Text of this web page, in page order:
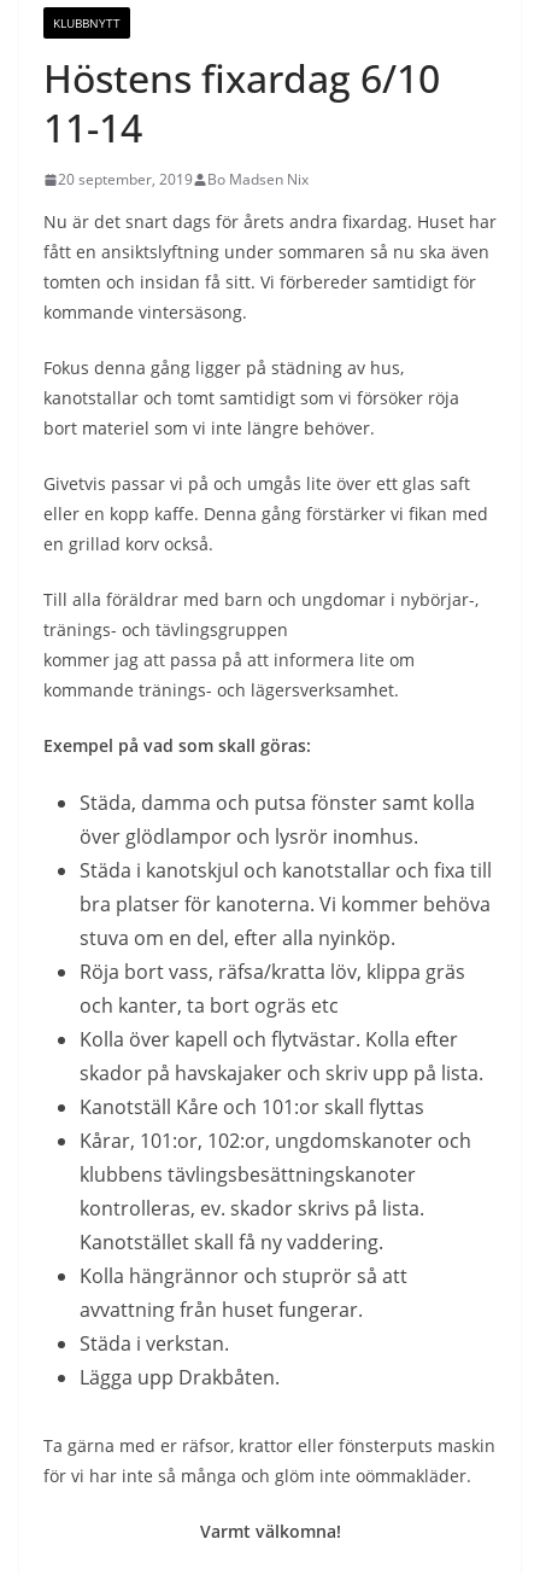
KLUBBNYTT
Höstens fixardag 6/10
11-14
20 september, 2019 Bo Madsen Nix
Nu är det snart dags för årets andra fixardag. Huset har
fått en ansiktslyftning under sommaren så nu ska även
tomten och insidan få sitt. Vi förbereder samtidigt för
kommande vintersäsong.
Fokus denna gång ligger på städning av hus,
kanotstallar och tomt samtidigt som vi försöker röja
bort materiel som vi inte längre behöver.
Givetvis passar vi på och umgås lite över ett glas saft
eller en kopp kaffe. Denna gång förstärker vi fikan med
en grillad korv också.
Till alla föräldrar med barn och ungdomar i nybörjar-,
tränings- och tävlingsgruppen
kommer jag att passa på att informera lite om
kommande tränings- och lägersverksamhet.
Exempel på vad som skall göras:
Städa, damma och putsa fönster samt kolla
över glödlampor och lysrör inomhus.
Städa i kanotskjul och kanotstallar och fixa till
bra platser för kanoterna. Vi kommer behöva
stuva om en del, efter alla nyinköp.
Röja bort vass, räfsa/kratta löv, klippa gräs
och kanter, ta bort ogräs etc
Kolla över kapell och flytvästar. Kolla efter
skador på havskajaker och skriv upp på lista.
Kanotställ Kåre och 101:or skall flyttas
Kårar, 101:or, 102:or, ungdomskanoter och
klubbens tävlingsbesättningskanoter
kontrolleras, ev. skador skrivs på lista.
Kanotstället skall få ny vaddering.
Kolla hängrännor och stuprör så att
avvattning från huset fungerar.
Städa i verkstan.
Lägga upp Drakbåten.
Ta gärna med er räfsor, krattor eller fönsterputs maskin
för vi har inte så många och glöm inte oömmakläder.
Varmt välkomna!